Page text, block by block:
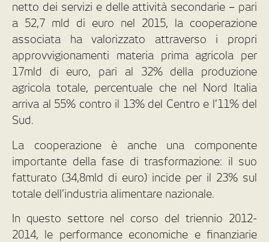
netto dei servizi e delle attività secondarie – pari
a 52,7 mld di euro nel 2015, la cooperazione
associata ha valorizzato attraverso i propri
approvvigionamenti materia prima agricola per
17mld di euro, pari al 32% della produzione
agricola totale, percentuale che nel Nord Italia
arriva al 55% contro il 13% del Centro e l’11% del
Sud.
La cooperazione è anche una componente
importante della fase di trasformazione: il suo
fatturato (34,8mld di euro) incide per il 23% sul
totale dell’industria alimentare nazionale.
In questo settore nel corso del triennio 2012-
2014, le performance economiche e finanziarie